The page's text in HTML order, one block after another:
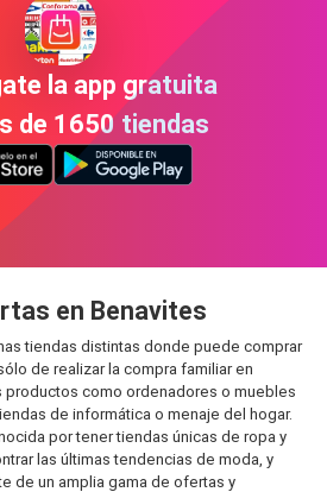
la app gratuita
de 1650 tiendas
en Benavites
tiendas distintas donde puede comprar
de realizar la compra familiar en
productos como ordenadores o muebles
de informática o menaje del hogar.
por tener tiendas únicas de ropa y
las últimas tendencias de moda, y
de un amplia gama de ofertas y